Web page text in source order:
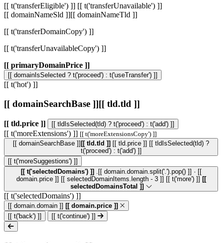
[[ t('transferEligible') ]] [[ t('transferUnavailable') ]]
[[ domainNameSld ]][[ domainNameTld ]]
[[ t('transferDomainCopy') ]]
[[ t('transferUnavailableCopy') ]]
[[ primaryDomainPrice ]]
[[ domainIsSelected ? t('proceed') : t('useTransfer') ]]
[[ t('hot') ]]
[[ domainSearchBase ]][[ tld.tld ]]
[[ tld.price ]] [[ tldIsSelected(tld) ? t('proceed') : t('add') ]]
[[ t('moreExtensions') ]] [[ t('moreExtensionsCopy') ]]
[[ domainSearchBase ]][[ tld.tld ]] [[ tld.price ]] [[ tldIsSelected(tld) ?
t('proceed') : t('add') ]]
[[ t('moreSuggestions') ]]
[[ t('selectedDomains') ]]
.[[ domain.domain.split('.').pop() ]] · [[
domain.price ]] [[ selectedDomainItems.length - 3 ]] [[ t('more') ]] [[
selectedDomainsTotal ]]
[[ t('selectedDomains') ]]
[[ domain.domain ]] [[ domain.price ]]
[[ t('back') ]]
[[ t('continue') ]]